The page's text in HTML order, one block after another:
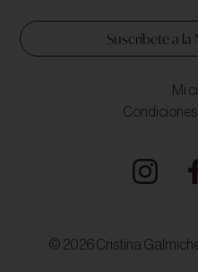
Suscríbete a la
Mi
Condiciones
© 2026 Cristina